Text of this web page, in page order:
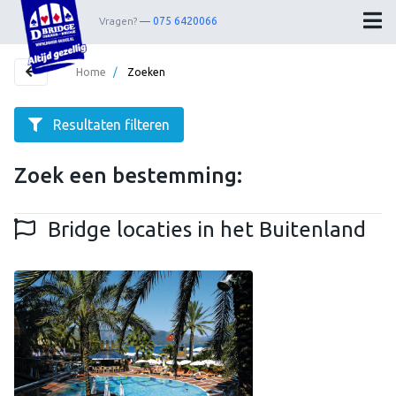
Vragen? 075 6420066
Home
Bestemmingen
Webshop
Nieuwsbrief
Contact
Wedstrijdleiders
Home / Zoeken
Resultaten filteren
Resultaten filteren op:
Selecteer jouw perfecte reis.
Eindbestemming
Plaats
Zoek een bestemming:
Bridge locaties in het Buitenland